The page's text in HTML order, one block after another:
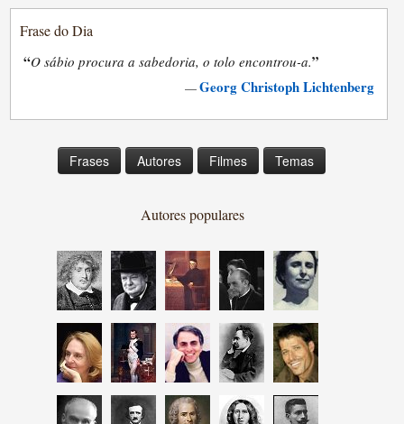
Frase do Dia
“O sábio procura a sabedoria, o tolo encontrou-a.”
—Georg Christoph Lichtenberg
Frases Autores Filmes Temas
Autores populares